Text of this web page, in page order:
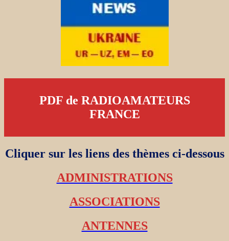
PDF de RADIOAMATEURS
FRANCE
Cliquer sur les liens des thèmes ci-dessous
ADMINISTRATIONS
ASSOCIATIONS
ANTENNES